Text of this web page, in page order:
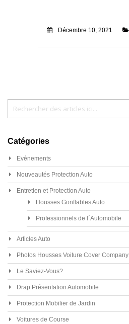
Décembre 10, 2021
Catégories
Evénements
Nouveautés Protection Auto
Entretien et Protection Auto
Housses Gonflables Auto
Professionnels de l´Automobile
Articles Auto
Photos Housses Voiture Cover Company
Le Saviez-Vous?
Drap Présentation Automobile
Protection Mobilier de Jardin
Voitures de Course